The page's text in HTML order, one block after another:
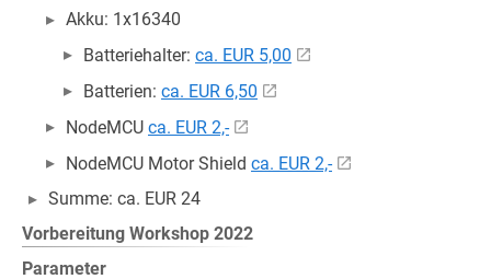
Akku: 1x16340
Batteriehalter: ca. EUR 5,00
Batterien: ca. EUR 6,50
NodeMCU ca. EUR 2,-
NodeMCU Motor Shield ca. EUR 2,-
Summe: ca. EUR 24
Vorbereitung Workshop 2022
Parameter